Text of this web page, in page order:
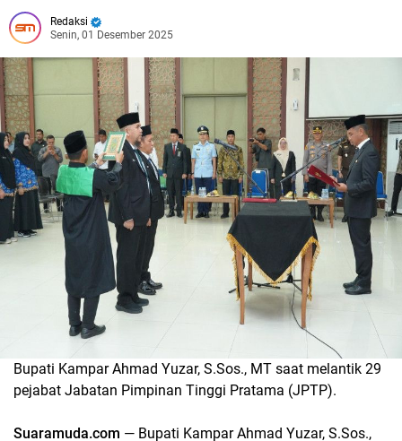
Redaksi
Senin, 01 Desember 2025
Bupati Kampar Ahmad Yuzar, S.Sos., MT saat melantik 29
pejabat Jabatan Pimpinan Tinggi Pratama (JPTP).
Suaramuda.com — Bupati Kampar Ahmad Yuzar, S.Sos.,